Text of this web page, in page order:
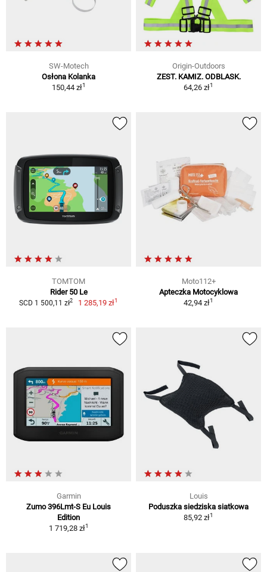
SW-Motech
Osłona Kolanka
150,44 zł1
Origin-Outdoors
ZEST. KAMIZ. ODBLASK.
64,26 zł1
TOMTOM
Rider 50 Le
SCD 1 500,11 zł2 1 285,19 zł1
Moto112+
Apteczka Motocyklowa
42,94 zł1
Garmin
Zumo 396Lmt-S Eu Louis
Edition
1 719,28 zł1
Louis
Poduszka siedziska siatkowa
85,92 zł1